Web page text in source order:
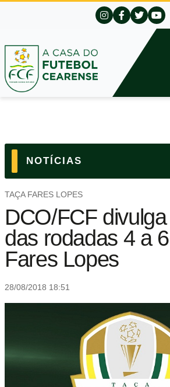
NOTÍCIAS
TAÇA FARES LOPES
DCO/FCF
das rodadas 4 a
Fares Lopes
28/08/2018 18:51